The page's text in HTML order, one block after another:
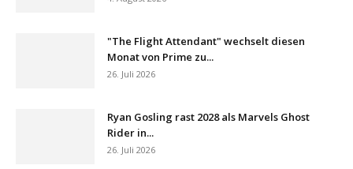
"The Flight Attendant" wechselt diesen
Monat von Prime zu...
26. Juli 2026
Ryan Gosling rast 2028 als Marvels Ghost
Rider in...
26. Juli 2026